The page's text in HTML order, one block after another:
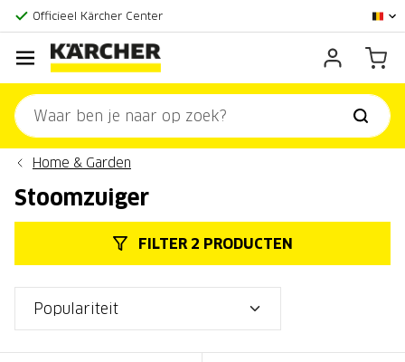
Officieel Kärcher Center
Klantenscore:9,3/10
Home & Garden
Stoomzuiger
FILTER 2 PRODUCTEN